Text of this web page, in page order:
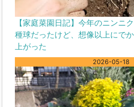
【家庭菜園日記】今年のニンニ
種球だったけど、想像以上にで
上がった
2026-05-18